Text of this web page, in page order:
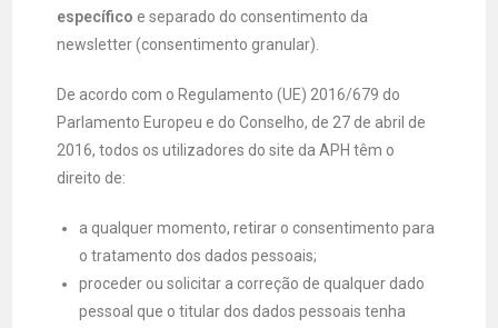
específico e separado do consentimento da
newsletter (consentimento granular).
De acordo com o Regulamento (UE) 2016/679 do
Parlamento Europeu e do Conselho, de 27 de abril de
2016, todos os utilizadores do site da APH têm o
direito de:
a qualquer momento, retirar o consentimento para
o tratamento dos dados pessoais;
proceder ou solicitar a correção de qualquer dado
pessoal que o titular dos dados pessoais tenha